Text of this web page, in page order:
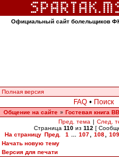
Официальный сайт болельщиков
Полная версия
FAQ • Поиск
Общение на сайте » Гостевая книга ВВ
Пред. тема | След.
Страница 110 из 112 [
На страницу Пред. 1 107 108 109
Начать новую тему
Версия для печати